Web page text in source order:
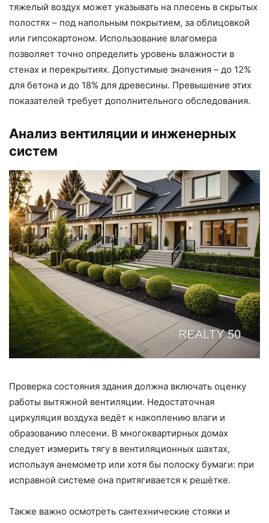
тяжелый воздух может указывать на плесень в скрытых
полостях – под напольным покрытием, за облицовкой
или гипсокартоном. Использование влагомера
позволяет точно определить уровень влажности в
стенах и перекрытиях. Допустимые значения – до 12%
для бетона и до 18% для древесины. Превышение этих
показателей требует дополнительного обследования.
Анализ вентиляции и инженерных
систем
Проверка состояния здания должна включать оценку
работы вытяжной вентиляции. Недостаточная
циркуляция воздуха ведёт к накоплению влаги и
образованию плесени. В многоквартирных домах
следует измерить тягу в вентиляционных шахтах,
используя анемометр или хотя бы полоску бумаги: при
исправной системе она притягивается к решётке.
Также важно осмотреть сантехнические стояки и